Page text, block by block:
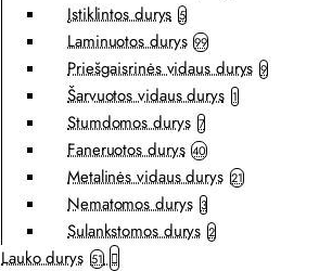
Įstiklintos durys 5
Laminuotos durys 99
Priešgaisrinės vidaus durys 9
Šarvuotos vidaus durys 1
Stumdomos durys 7
Faneruotos durys 40
Metalinės vidaus durys 21
Nematomos durys 3
Sulankstomos durys 2
Lauko durys 51